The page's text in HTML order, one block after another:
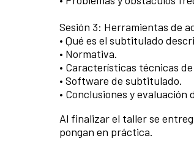
Sesión 3: Herramientas de
• Qué es el subtitulado
• Normativa.
• Características técnicas
• Software de subtitulado.
• Conclusiones y evaluación
Al finalizar el taller se
pongan en práctica.